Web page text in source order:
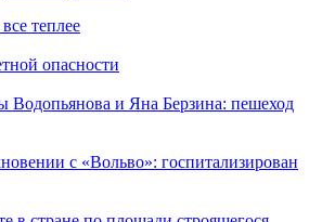
теплее
опасности
Водопьянова и Яна Берзина: пешеход
с «Вольво»: госпитализирован